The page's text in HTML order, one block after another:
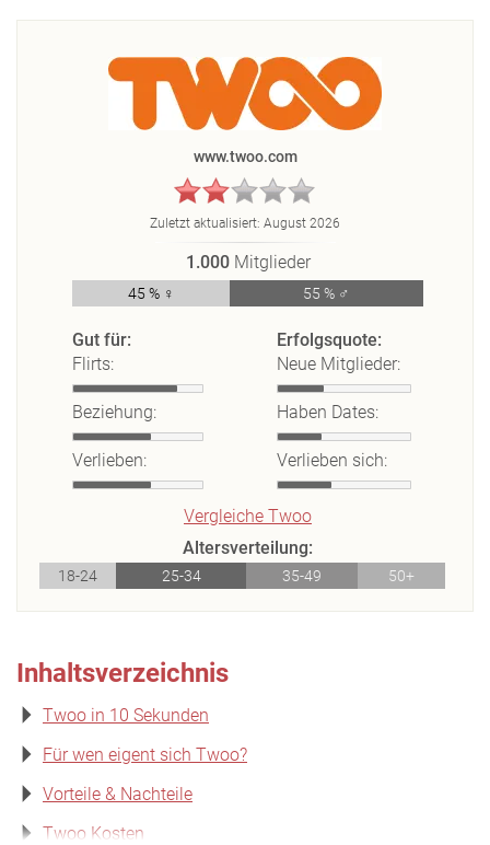
www.twoo.com
Zuletzt aktualisiert: August 2026
1.000 Mitglieder
45 % ♀ 55 % ♂
Gut für:
Flirts:
Beziehung:
Verlieben:
Erfolgsquote:
Neue Mitglieder:
Haben Dates:
Verlieben sich:
Vergleiche Twoo
Altersverteilung:
18-24 25-34 35-49 50+
Inhaltsverzeichnis
Twoo in 10 Sekunden
Für wen eigent sich Twoo?
Vorteile & Nachteile
Twoo Kosten